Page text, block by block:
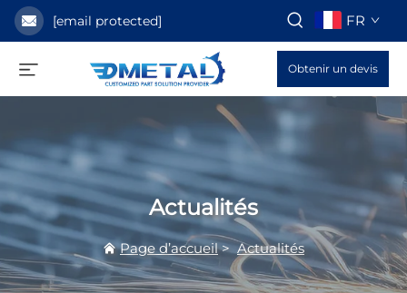
[email protected] FR
Obtenir un devis
Actualités
Page d’accueil>Actualités